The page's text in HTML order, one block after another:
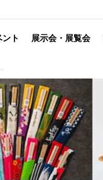
ント 展示会・展覧会